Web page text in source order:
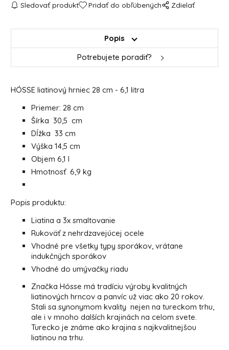
Sledovať produkt Pridať do obľúbených Zdielať
Popis
Potrebujete poradiť?
HÓSSE liatinový hrniec 28 cm - 6,1 litra
Priemer: 28 cm
Šírka 30,5 cm
Dĺžka 33 cm
Výška 14,5 cm
Objem 6,1 l
Hmotnosť 6,9 kg
Popis produktu:
Liatina a 3x smaltovanie
Rukoväť z nehrdzavejúcej ocele
Vhodné pre všetky typy sporákov, vrátane
indukčných sporákov
Vhodné do umývačky riadu
Značka Hósse má tradíciu výroby kvalitných
liatinových hrncov a panvíc už viac ako 20 rokov.
Stali sa synonymom kvality nejen na tureckom trhu,
ale i v mnoho dalších krajinách na celom svete.
Turecko je známe ako krajina s najkvalitnejšou
liatinou na trhu.